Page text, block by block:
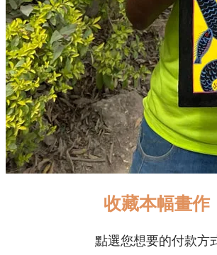
收藏本幅畫作
點選您想要的付款方